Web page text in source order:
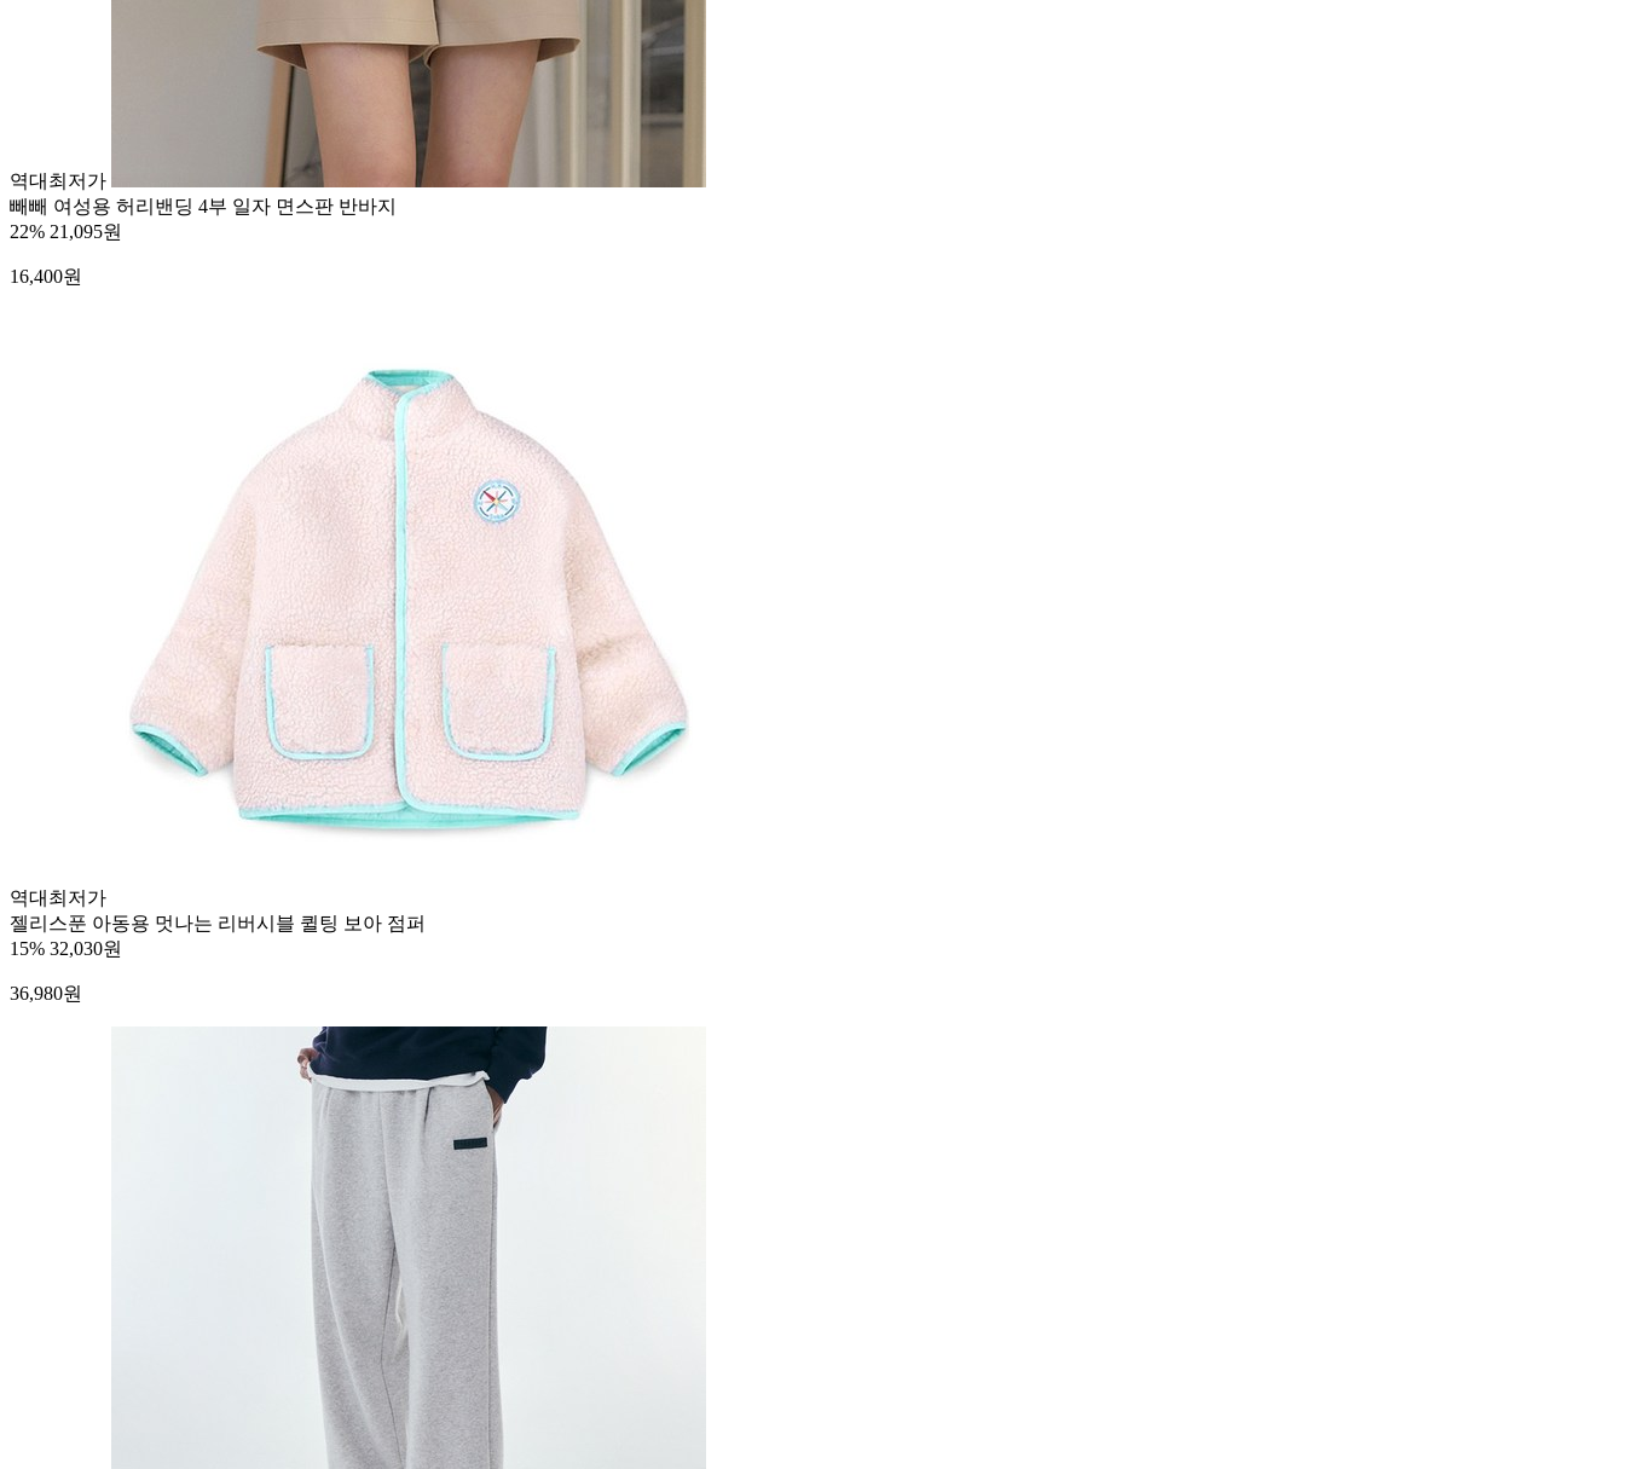
역대최저가
빼빼 여성용 허리밴딩 4부 일자 면스판 반바지
22% 21,095원
16,400원
역대최저가
젤리스푼 아동용 멋나는 리버시블 퀼팅 보아 점퍼
15% 32,030원
36,980원